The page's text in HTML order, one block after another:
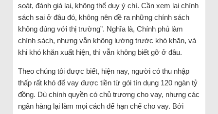
soát, đánh giá lại, không thể duy ý chí. Cần xem lại chính
sách sai ở đâu đó, không nên đề ra những chính sách
không đúng với thị trường”. Nghĩa là, Chính phủ làm
chính sách, nhưng vẫn không lường trước khó khăn, và
khi khó khăn xuất hiện, thì vẫn không biết gỡ ở đâu.
Theo chúng tôi được biết, hiện nay, người có thu nhập
thấp rất khó để vay được tiền từ gói tín dụng 120 ngàn tỷ
đồng. Dù chính quyền có chủ trương cho vay, nhưng các
ngân hàng lại làm mọi cách để hạn chế cho vay. Bởi